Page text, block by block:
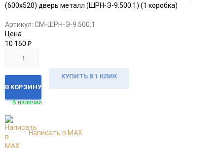
избранное
сравнению
Артикул: CM-ШРН-Э-9.500.1
Цена
10 160 ₽
В КОРЗИНУ
КУПИТЬ В 1 КЛИК
В наличии
Написать в MAX